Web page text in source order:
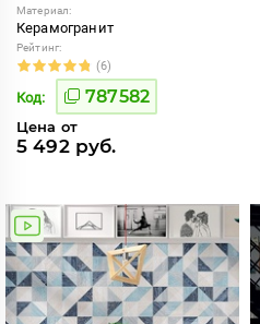
Материал:
Керамогранит
Рейтинг:
(6)
Код: 787582
Цена от
5 492 руб.